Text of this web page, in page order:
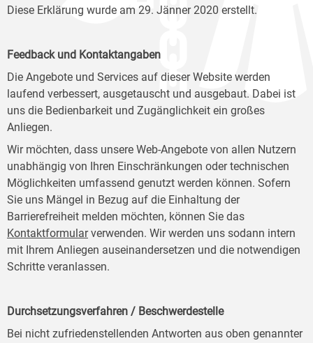
Diese Erklärung wurde am 29. Jänner 2020 erstellt.
Feedback und Kontaktangaben
Die Angebote und Services auf dieser Website werden
laufend verbessert, ausgetauscht und ausgebaut. Dabei ist
uns die Bedienbarkeit und Zugänglichkeit ein großes
Anliegen.
Wir möchten, dass unsere Web-Angebote von allen Nutzern
unabhängig von Ihren Einschränkungen oder technischen
Möglichkeiten umfassend genutzt werden können. Sofern
Sie uns Mängel in Bezug auf die Einhaltung der
Barrierefreiheit melden möchten, können Sie das
Kontaktformularverwenden. Wir werden uns sodann intern
mit Ihrem Anliegen auseinandersetzen und die notwendigen
Schritte veranlassen.
Durchsetzungsverfahren / Beschwerdestelle
Bei nicht zufriedenstellenden Antworten aus oben genannter